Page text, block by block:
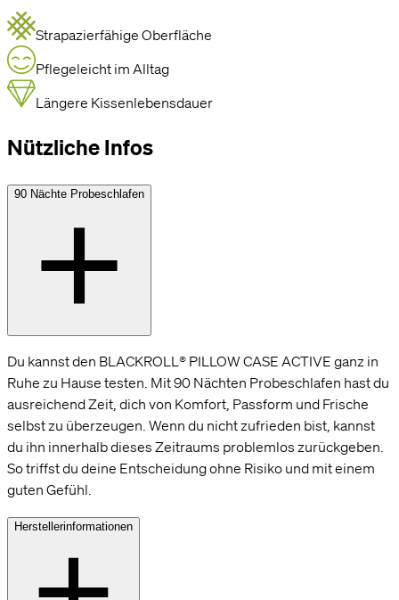
Strapazierfähige Oberfläche
Pflegeleicht im Alltag
Längere Kissenlebensdauer
Nützliche Infos
90 Nächte Probeschlafen
Du kannst den BLACKROLL® PILLOW CASE ACTIVE ganz in
Ruhe zu Hause testen. Mit 90 Nächten Probeschlafen hast du
ausreichend Zeit, dich von Komfort, Passform und Frische
selbst zu überzeugen. Wenn du nicht zufrieden bist, kannst
du ihn innerhalb dieses Zeitraums problemlos zurückgeben.
So triffst du deine Entscheidung ohne Risiko und mit einem
guten Gefühl.
Herstellerinformationen